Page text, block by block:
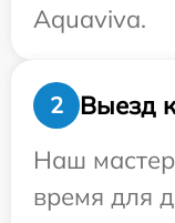
Aquaviva.
2
Выезд
Наш
время для